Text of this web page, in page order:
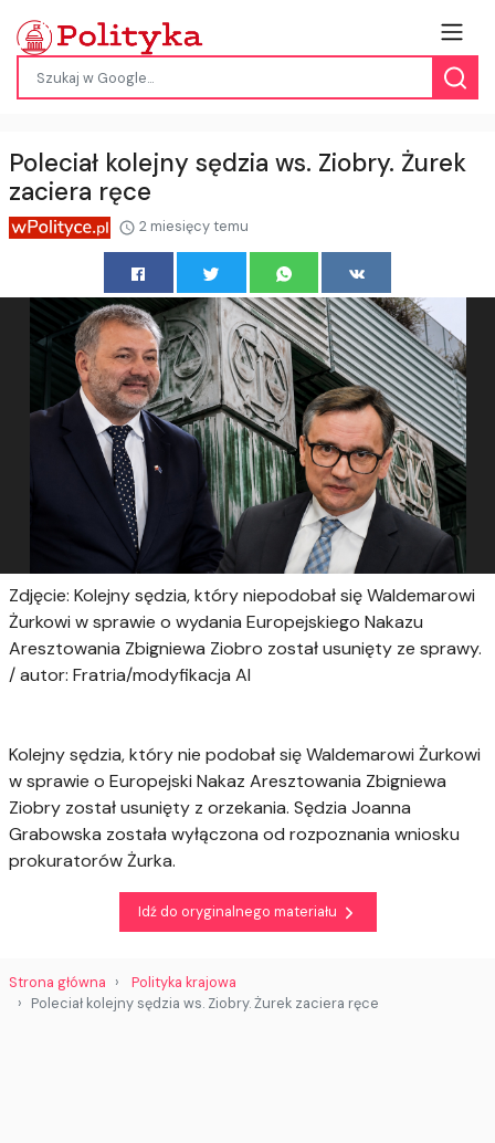
Poleciał kolejny sędzia ws. Ziobry. Żurek
zaciera ręce
2 miesięcy temu
Zdjęcie: Kolejny sędzia, który niepodobał się Waldemarowi
Żurkowi w sprawie o wydania Europejskiego Nakazu
Aresztowania Zbigniewa Ziobro został usunięty ze sprawy.
/ autor: Fratria/modyfikacja AI
Kolejny sędzia, który nie podobał się Waldemarowi Żurkowi
w sprawie o Europejski Nakaz Aresztowania Zbigniewa
Ziobry został usunięty z orzekania. Sędzia Joanna
Grabowska została wyłączona od rozpoznania wniosku
prokuratorów Żurka.
Idź do oryginalnego materiału
Strona główna
Polityka krajowa
Poleciał kolejny sędzia ws. Ziobry. Żurek zaciera ręce